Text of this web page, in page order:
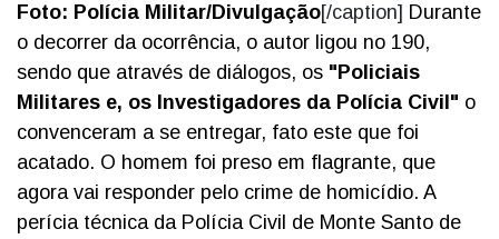
Foto: Polícia Militar/Divulgação[/caption] Durante
o decorrer da ocorrência, o autor ligou no 190,
sendo que através de diálogos, os "Policiais
Militares e, os Investigadores da Polícia Civil" o
convenceram a se entregar, fato este que foi
acatado. O homem foi preso em flagrante, que
agora vai responder pelo crime de homicídio. A
perícia técnica da Polícia Civil de Monte Santo de